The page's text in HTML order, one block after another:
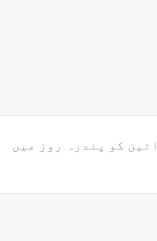
کو پندرہ روز میں